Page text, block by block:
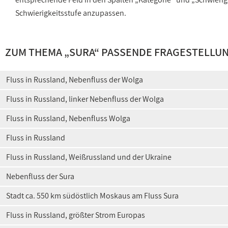
Schwierigkeitsstufe anzupassen.
ZUM THEMA „SURA“ PASSENDE
Fluss in Russland, Nebenfluss der Wolga
Fluss in Russland, linker Nebenfluss der Wolga
Fluss in Russland, Nebenfluss Wolga
Fluss in Russland
Fluss in Russland, Weißrussland und der Ukraine
Nebenfluss der Sura
Stadt ca. 550 km südöstlich Moskaus am Fluss Sura
Fluss in Russland, größter Strom Europas